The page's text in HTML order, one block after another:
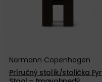
Normann Copenhagen
Príručný stolík/stolička Fyr